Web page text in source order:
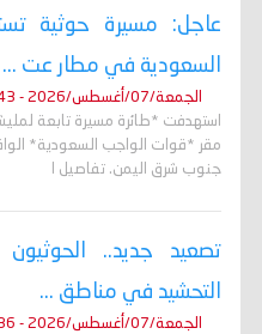
عاجل: مسيرة حوثية
السعودية في مطار عت ...
الجمعة/07/أغسطس/2026 - 10:43 م
استهدفت *طائرة مسيرة تابعة
مقر *قوات الواجب السعودية*
جنوب شرق اليمن. تفاصيل ا
تصعيد جديد..
التحشيد في مناطق ...
الجمعة/07/أغسطس/2026 - 08:36 م